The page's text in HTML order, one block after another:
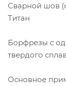
Сварной шов
Титан
Борфрезы с
твердого
Основное